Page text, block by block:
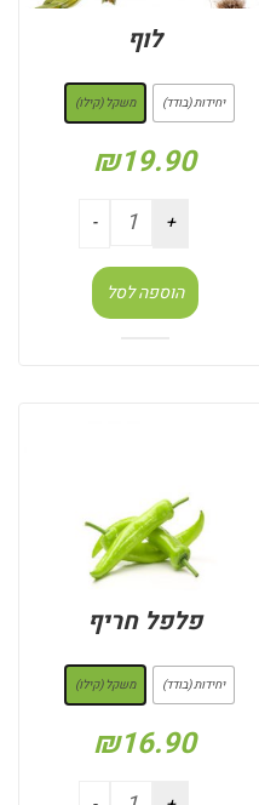
לוף
יחידות (בודד) משקל (קילו)
₪19.90
הוספה לסל
פלפל חריף
יחידות (בודד) משקל (קילו)
₪16.90